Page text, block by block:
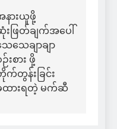
နားယူဖို့
းဖြတ်ချက်အပေါ်
ေသေချာချာ
ဉ်းစား ဖို့
က်တွန်းခြင်း
ထားရတဲ့ မက်ဆီ